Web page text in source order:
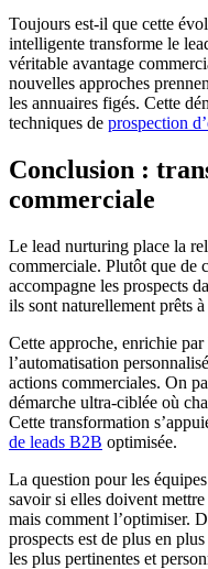
Toujours est-il que cette
intelligente transforme le
véritable avantage
nouvelles approches
les annuaires figés. Cette
techniques de prospection
Conclusion :
commerciale
Le lead nurturing place la
commerciale. Plutôt que de
accompagne les prospects
ils sont naturellement prêts à
Cette approche, enrichie
l’automatisation
actions commerciales. On
démarche ultra-ciblée où
Cette transformation
de leads B2B optimisée.
La question pour les
savoir si elles doivent
mais comment l’optimiser.
prospects est de plus en
les plus pertinentes et